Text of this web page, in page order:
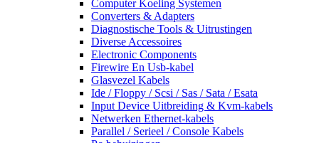
Computer Koeling Systemen
Converters & Adapters
Diagnostische Tools & Uitrustingen
Diverse Accessoires
Electronic Components
Firewire En Usb-kabel
Glasvezel Kabels
Ide / Floppy / Scsi / Sas / Sata / Esata
Input Device Uitbreiding & Kvm-kabels
Netwerken Ethernet-kabels
Parallel / Serieel / Console Kabels